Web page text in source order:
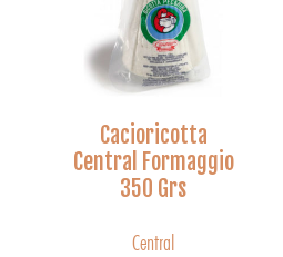
Cacioricotta
Central Formaggio
350 Grs
Central